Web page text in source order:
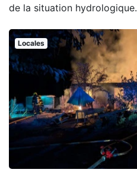
de la situation hydrologique.
Locales